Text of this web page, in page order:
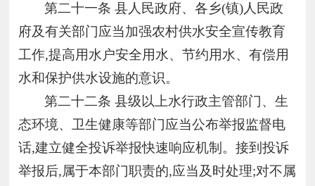
第二十一条 县人民政府、各乡(镇)人民政
府及有关部门应当加强农村供水安全宣传教育
工作,提高用水户安全用水、节约用水、有偿用
水和保护供水设施的意识。
第二十二条 县级以上水行政主管部门、生
态环境、卫生健康等部门应当公布举报监督电
话,建立健全投诉举报快速响应机制。接到投诉
举报后,属于本部门职责的,应当及时处理;对不属